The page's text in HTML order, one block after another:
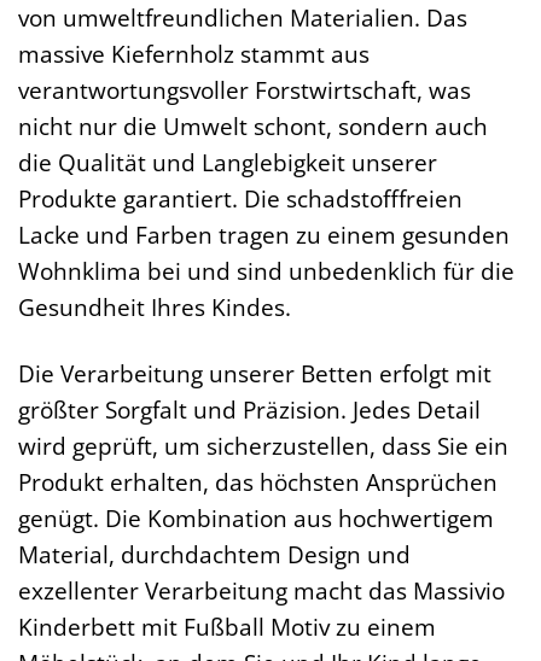
von umweltfreundlichen Materialien. Das
massive Kiefernholz stammt aus
verantwortungsvoller Forstwirtschaft, was
nicht nur die Umwelt schont, sondern auch
die Qualität und Langlebigkeit unserer
Produkte garantiert. Die schadstofffreien
Lacke und Farben tragen zu einem gesunden
Wohnklima bei und sind unbedenklich für die
Gesundheit Ihres Kindes.
Die Verarbeitung unserer Betten erfolgt mit
größter Sorgfalt und Präzision. Jedes Detail
wird geprüft, um sicherzustellen, dass Sie ein
Produkt erhalten, das höchsten Ansprüchen
genügt. Die Kombination aus hochwertigem
Material, durchdachtem Design und
exzellenter Verarbeitung macht das Massivio
Kinderbett mit Fußball Motiv zu einem